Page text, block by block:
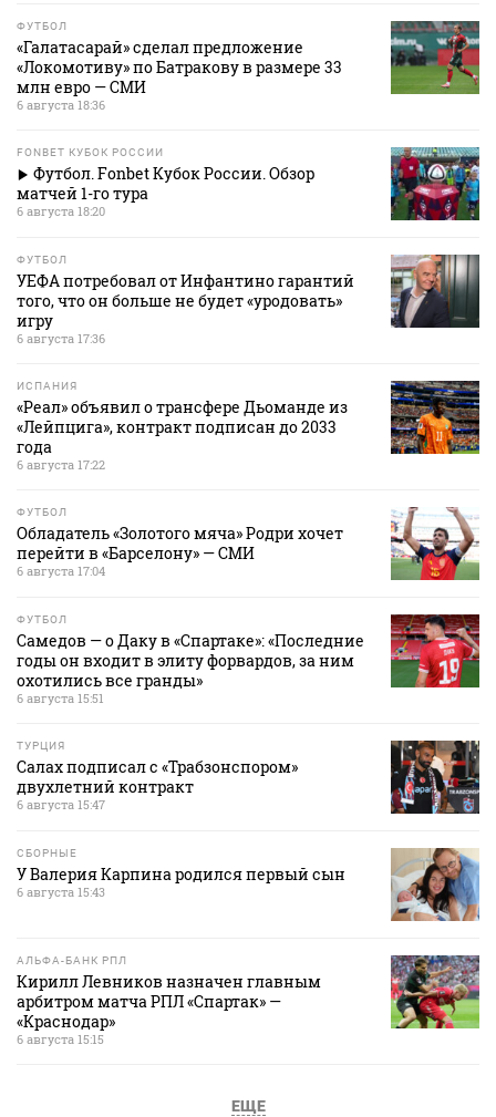
ФУТБОЛ
«Галатасарай» сделал предложение
«Локомотиву» по Батракову в размере 33
млн евро — СМИ
6 августа 18:36
FONBET КУБОК РОССИИ
Футбол. Fonbet Кубок России. Обзор
матчей 1-го тура
6 августа 18:20
ФУТБОЛ
УЕФА потребовал от Инфантино гарантий
того, что он больше не будет «уродовать»
игру
6 августа 17:36
ИСПАНИЯ
«Реал» объявил о трансфере Дьоманде из
«Лейпцига», контракт подписан до 2033
года
6 августа 17:22
ФУТБОЛ
Обладатель «Золотого мяча» Родри хочет
перейти в «Барселону» — СМИ
6 августа 17:04
ФУТБОЛ
Самедов — о Даку в «Спартаке»: «Последние
годы он входит в элиту форвардов, за ним
охотились все гранды»
6 августа 15:51
ТУРЦИЯ
Салах подписал с «Трабзонспором»
двухлетний контракт
6 августа 15:47
СБОРНЫЕ
У Валерия Карпина родился первый сын
6 августа 15:43
АЛЬФА-БАНК РПЛ
Кирилл Левников назначен главным
арбитром матча РПЛ «Спартак» —
«Краснодар»
6 августа 15:15
ЕЩЕ